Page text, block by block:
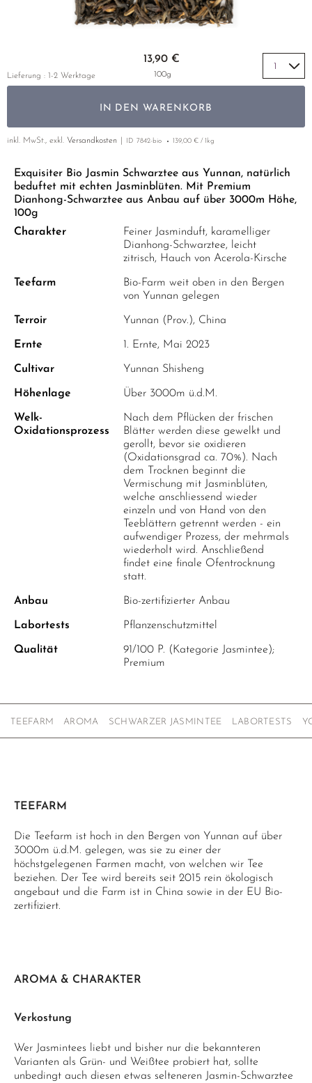
EMPFEHLUNGEN
GELBER TEE
SETS & GIFTS
PHOENIX DANCONG
ZHANGPING SHUI XIAN
JAPAN
THAILAND
EMPFEHLUNGEN
SETS & GIFTS
TÜRKEI
EMPFEHLUNGEN
SETS & GIFTS
MATE TEE
SELTENE INCENCES
Exquisiter Bio Jasmin Schwarztee aus Yunnan, natürlich
beduftet mit echten Jasminblüten. Mit Premium
Dianhong-Schwarztee aus Anbau auf über 3000m Höhe,
100g
Charakter
Feiner Jasminduft, karamelliger
Dianhong-Schwarztee, leicht
zitrisch, Hauch von Acerola-Kirsche
Teefarm
Bio-Farm weit oben in den Bergen
von Yunnan gelegen
Terroir Yunnan (Prov.), China
Ernte 1. Ernte, Mai 2023
Cultivar Yunnan Shisheng
Höhenlage Über 3000m ü.d.M.
Welk-
Oxidationsprozess
Nach dem Pflücken der frischen
Blätter werden diese gewelkt und
gerollt, bevor sie oxidieren
(Oxidationsgrad ca. 70%). Nach
dem Trocknen beginnt die
Vermischung mit Jasminblüten,
welche anschliessend wieder
einzeln und von Hand von den
Teeblättern getrennt werden - ein
aufwendiger Prozess, der mehrmals
wiederholt wird. Anschließend
findet eine finale Ofentrocknung
statt.
Anbau Bio-zertifizierter Anbau
Labortests Pflanzenschutzmittel
Qualität
91/100 P. (Kategorie Jasmintee);
Premium
13,90 €
100g
IN DEN WARENKORB
Lieferung : 1-2 Werktage
inkl. MwSt., exkl. Versandkosten ID 7842-bio 139,00 € / 1kg
TEEFARM AROMA SCHWARZER JASMINTEE LABORTESTS
TEEFARM
Die Teefarm ist hoch in den Bergen von Yunnan auf über
3000m ü.d.M. gelegen, was sie zu einer der
höchstgelegenen Farmen macht, von welchen wir Tee
beziehen. Der Tee wird bereits seit 2015 rein ökologisch
angebaut und die Farm ist in China sowie in der EU Bio-
zertifiziert.
AROMA & CHARAKTER
Verkostung
Wer Jasmintees liebt und bisher nur die bekannteren
Varianten als Grün- und Weißtee probiert hat, sollte
unbedingt auch diesen etwas selteneren Jasmin-Schwarztee